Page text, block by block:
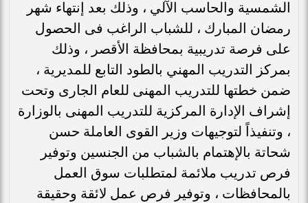
الشمسية والحاسب الآلي ، وذلك بعد إنتهاء شهر
رمضان المبارك ، للشباب الراغب فى الحصول
على فرصة تدريبية بمحافظة الأقصر ، وذلك
بمركز التدريب المهني بالطود التابع للمديرية ،
ضمن خطتها للتدريب المهنى للعام الجارى وتحت
إشراف الإدارة المركزية للتدريب المهنى بالوزارة
، وتنفيذاً لتوجيهات وزير القوى العاملة حسن
شحاتة بالإهتمام بالشباب من الجنسين وتوفير
فرص تدريب ملائمة لمتطلبات سوق العمل
بالمحافظات ، وتوفير فرص عمل لائقة وحقيقة